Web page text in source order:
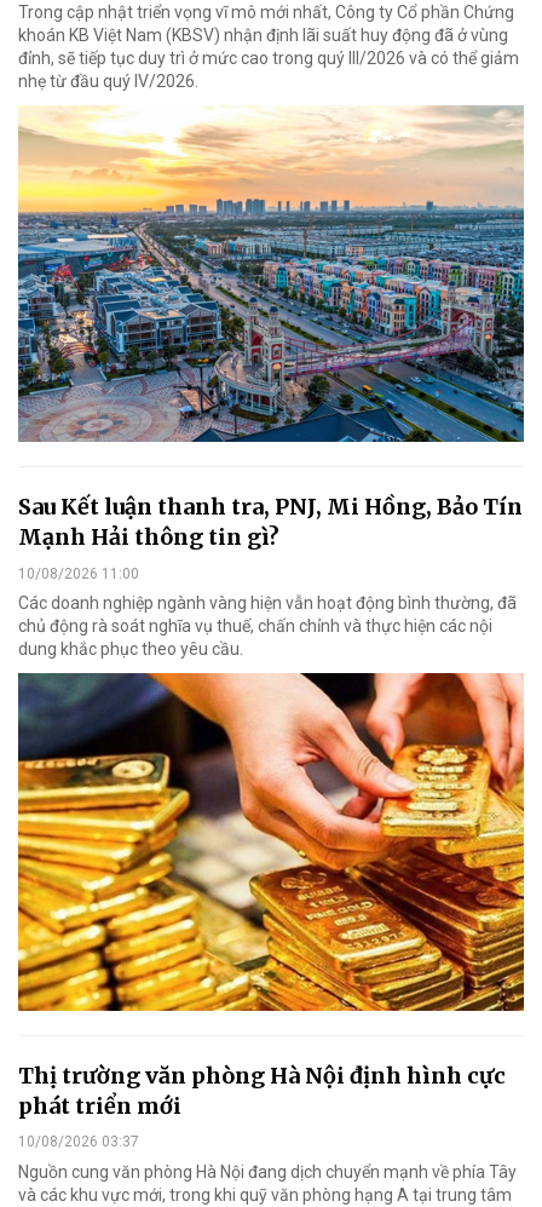
Trong cập nhật triển vọng vĩ mô mới nhất, Công ty Cổ phần Chứng
khoán KB Việt Nam (KBSV) nhận định lãi suất huy động đã ở vùng
đỉnh, sẽ tiếp tục duy trì ở mức cao trong quý III/2026 và có thể giảm
nhẹ từ đầu quý IV/2026.
Sau Kết luận thanh tra, PNJ, Mi Hồng, Bảo Tín
Mạnh Hải thông tin gì?
10/08/2026 11:00
Các doanh nghiệp ngành vàng hiện vẫn hoạt động bình thường, đã
chủ động rà soát nghĩa vụ thuế, chấn chỉnh và thực hiện các nội
dung khắc phục theo yêu cầu.
Thị trường văn phòng Hà Nội định hình cực
phát triển mới
10/08/2026 03:37
Nguồn cung văn phòng Hà Nội đang dịch chuyển mạnh về phía Tây
và các khu vực mới, trong khi quỹ văn phòng hạng A tại trung tâm